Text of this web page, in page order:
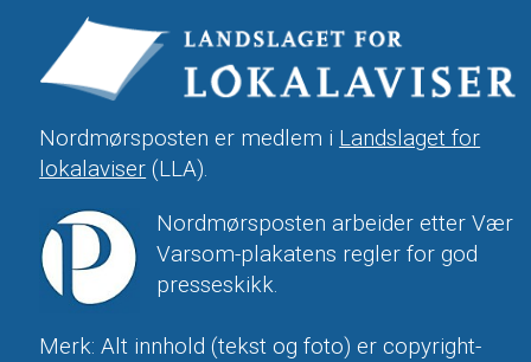
Nordmørsposten er medlem i Landslaget for
lokalaviser (LLA).
Nordmørsposten arbeider etter Vær
Varsom-plakatens regler for god
presseskikk.
Merk: Alt innhold (tekst og foto) er copyright-